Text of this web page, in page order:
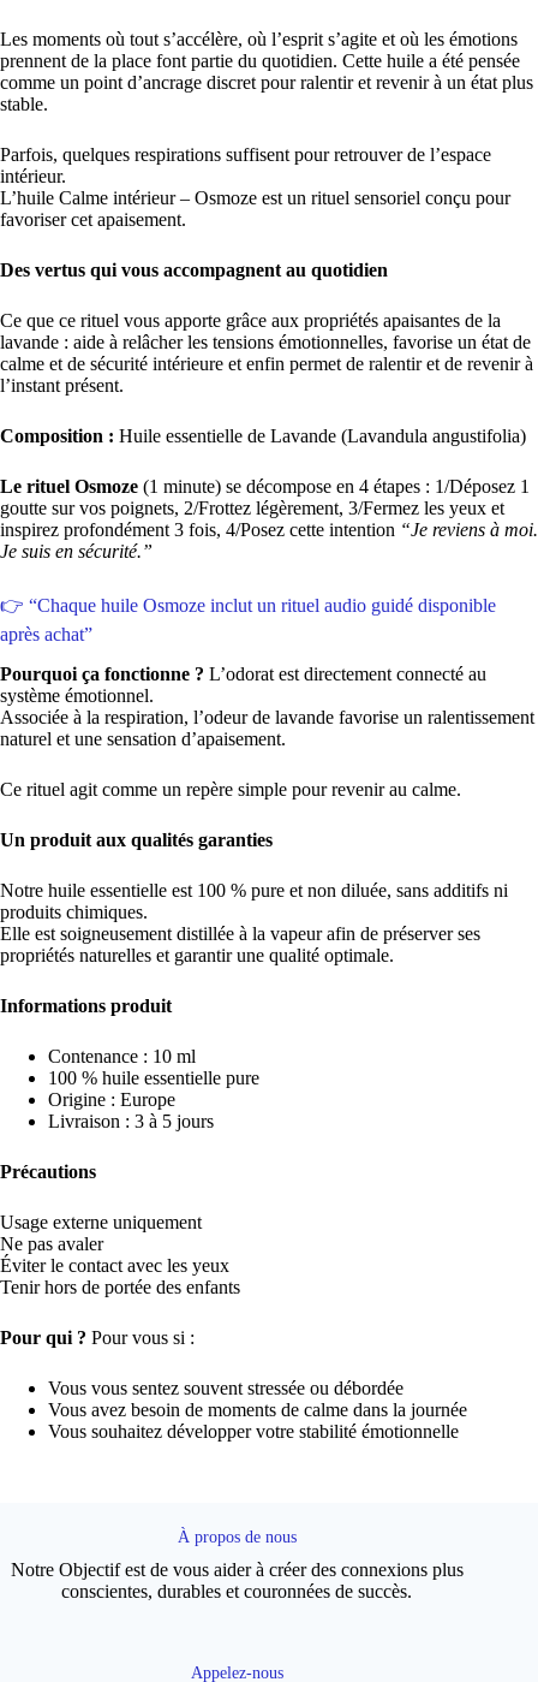
Les moments où tout s’accélère, où l’esprit s’agite et où les émotions
prennent de la place font partie du quotidien. Cette huile a été pensée
comme un point d’ancrage discret pour ralentir et revenir à un état plus
stable.
Parfois, quelques respirations suffisent pour retrouver de l’espace
intérieur.
L’huile Calme intérieur – Osmoze est un rituel sensoriel conçu pour
favoriser cet apaisement.
Des vertus qui vous accompagnent au quotidien
Ce que ce rituel vous apporte grâce aux propriétés apaisantes de la
lavande : aide à relâcher les tensions émotionnelles, favorise un état de
calme et de sécurité intérieure et enfin permet de ralentir et de revenir à
l’instant présent.
Composition : Huile essentielle de Lavande (Lavandula angustifolia)
Le rituel Osmoze (1 minute) se décompose en 4 étapes : 1/Déposez 1
goutte sur vos poignets, 2/Frottez légèrement, 3/Fermez les yeux et
inspirez profondément 3 fois, 4/Posez cette intention “Je reviens à moi.
Je suis en sécurité.”
👉 “Chaque huile Osmoze inclut un rituel audio guidé disponible
après achat”
Pourquoi ça fonctionne ? L’odorat est directement connecté au
système émotionnel.
Associée à la respiration, l’odeur de lavande favorise un ralentissement
naturel et une sensation d’apaisement.
Ce rituel agit comme un repère simple pour revenir au calme.
Un produit aux qualités garanties
Notre huile essentielle est 100 % pure et non diluée, sans additifs ni
produits chimiques.
Elle est soigneusement distillée à la vapeur afin de préserver ses
propriétés naturelles et garantir une qualité optimale.
Informations produit
Contenance : 10 ml
100 % huile essentielle pure
Origine : Europe
Livraison : 3 à 5 jours
Précautions
Usage externe uniquement
Ne pas avaler
Éviter le contact avec les yeux
Tenir hors de portée des enfants
Pour qui ? Pour vous si :
Vous vous sentez souvent stressée ou débordée
Vous avez besoin de moments de calme dans la journée
Vous souhaitez développer votre stabilité émotionnelle
À propos de nous
Notre Objectif est de vous aider à créer des connexions plus
conscientes, durables et couronnées de succès.
Appelez-nous